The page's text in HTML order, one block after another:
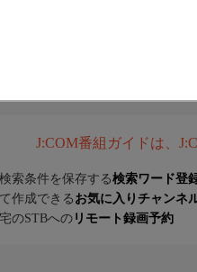
J:COM番組ガイドは、
索条件を保存する検索ワード登
作成できる お気に入りチャンネ
のSTBへの リモート録画予約